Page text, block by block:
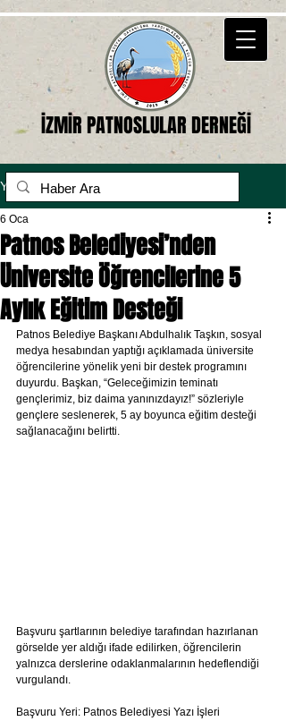
İZMİR PATNOSLULAR DERNEĞİ
Yazı
Patnos Belediyesi’nden
Üniversite Öğrencilerine 5
Aylık Eğitim Desteği
6 Oca
Patnos Belediye Başkanı Abdulhalık Taşkın, sosyal
medya hesabından yaptığı açıklamada üniversite
öğrencilerine yönelik yeni bir destek programını
duyurdu. Başkan, “Geleceğimizin teminatı
gençlerimiz, biz daima yanınızdayız!” sözleriyle
gençlere seslenerek, 5 ay boyunca eğitim desteği
sağlanacağını belirtti.
Başvuru şartlarının belediye tarafından hazırlanan
görselde yer aldığı ifade edilirken, öğrencilerin
yalnızca derslerine odaklanmalarının hedeflendiği
vurgulandı.
Başvuru Yeri: Patnos Belediyesi Yazı İşleri